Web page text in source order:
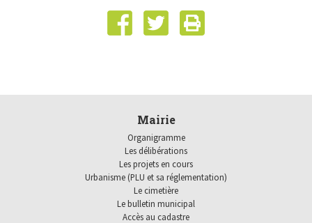
Mairie
Organigramme
Les délibérations
Les projets en cours
Urbanisme (PLU et sa réglementation)
Le cimetière
Le bulletin municipal
Accès au cadastre